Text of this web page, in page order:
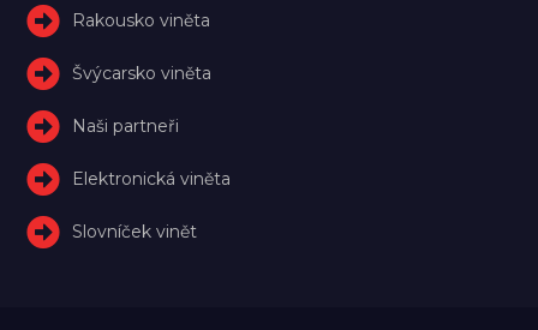
Rakousko viněta
Švýcarsko viněta
Naši partneři
Elektronická viněta
Slovníček vinět